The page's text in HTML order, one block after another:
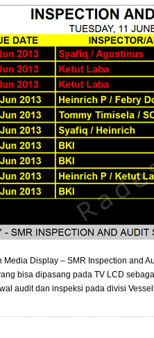
Media Display – SMR Inspection and
bisa dipasang pada TV LCD
audit dan inspeksi pada divisi